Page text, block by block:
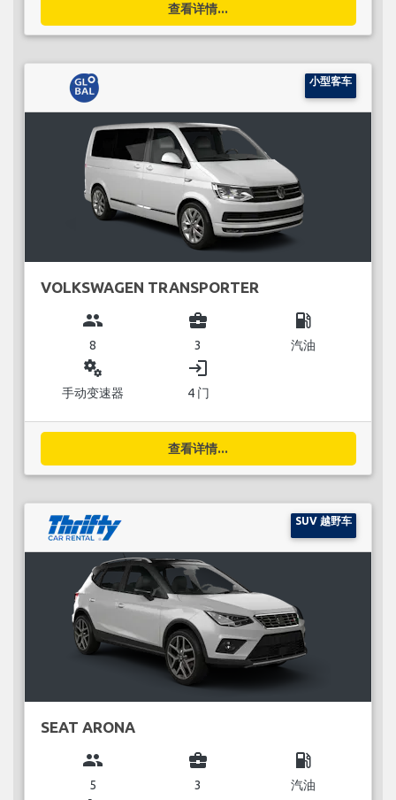
查看详情...
小型客车
VOLKSWAGEN TRANSPORTER
group
8
business_center
3
local_gas_station
汽油
miscellaneous_services
手动变速器
login
4 门
查看详情...
SUV 越野车
SEAT ARONA
group
5
business_center
3
local_gas_station
汽油